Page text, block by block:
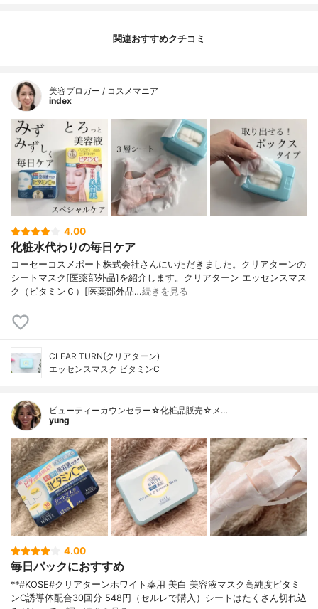
関連おすすめクチコミ
美容ブロガー / コスメマニア
index
4.00
化粧水代わりの毎日ケア
コーセーコスメポート株式会社さんにいただきました。クリアターンの
シートマスク[医薬部外品]を紹介します。クリアターン エッセンスマス
ク（ビタミンＣ）[医薬部外品…続きを見る
CLEAR TURN(クリアターン)
エッセンスマスク ビタミンC
ビューティーカウンセラー☆化粧品販売☆メ…
yung
4.00
毎日パックにおすすめ
**#KOSE#クリアターンホワイト薬用 美白 美容液マスク高純度ビタミ
ンC誘導体配合⁡30回分 548円（セルレで購入）⁡シートはたくさん切れ込